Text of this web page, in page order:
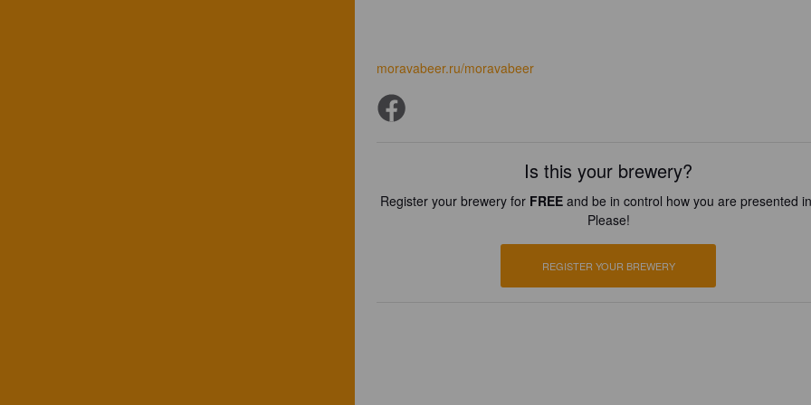
moravabeer.ru/moravabeer
Is this your brewery?
Register your brewery for FREEand be in control how you are presented
Please!
REGISTER YOUR BREWERY